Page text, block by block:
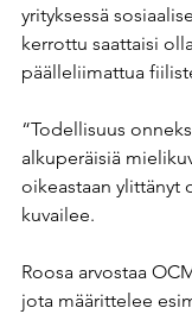
yrityksessä
kerrottu saattaisi
päälleliimattua
“Todellisuus
alkuperäisiä
oikeastaan ylittänyt
kuvailee.
Roosa arvostaa
jota määrittelee